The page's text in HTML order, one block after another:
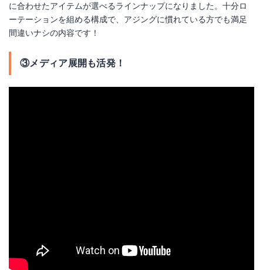
に合わせたアイテムが選べるラインナップになりました。十分ロ
ーテーションを組める構成で、アジングに慣れている方でも満足
間違いナシの内容です！
③メディア展開も活発！